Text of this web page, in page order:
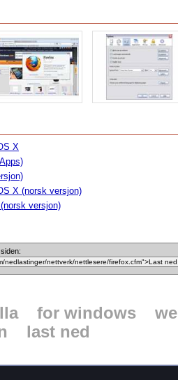
X
X (norsk versjon)
versjon)
for windows
last ned